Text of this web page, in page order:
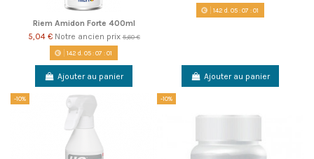
Riem Amidon Forte 400ml
5,04 € Notre ancien prix5,60 €
142 d. 05:07 :00
Ajouter au panier
142 d. 05:07 :00
Ajouter au panier
-10% -10%